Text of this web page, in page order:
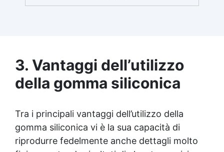
3. Vantaggi dell’utilizzo
della gomma siliconica
Tra i principali vantaggi dell’utilizzo della
gomma siliconica vi è la sua capacità di
riprodurre fedelmente anche dettagli molto